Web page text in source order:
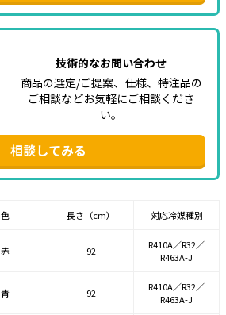
技術的なお問い合わせ
商品の選定/ご提案、仕様、特注品の
ご相談などお気軽にご相談くださ
い。
相談してみる
色 長さ（cm） 対応冷媒種別
赤 92
R410A／R32／
R463A-J
青 92
R410A／R32／
R463A-J